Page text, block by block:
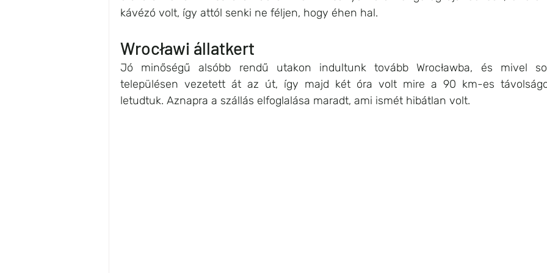
kávézó volt, így attól senki ne féljen, hogy éhen hal.
Wrocławi állatkert
Jó minőségű alsóbb rendű utakon indultunk tovább Wrocławba, és mivel
településen vezetett át az út, így majd két óra volt mire a 90 km-es
letudtuk. Aznapra a szállás elfoglalása maradt, ami ismét hibátlan volt.